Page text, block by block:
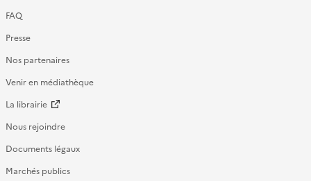
FAQ
Presse
Nos partenaires
Venir en médiathèque
La librairie
Nous rejoindre
Documents légaux
Marchés publics